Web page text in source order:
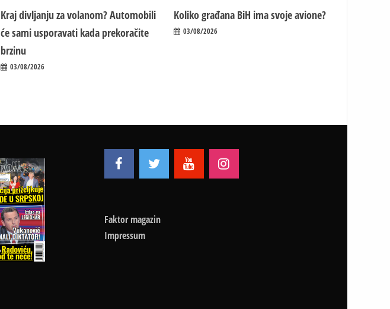
Kraj divljanju za volanom? Automobili
će sami usporavati kada prekoračite
brzinu
03/08/2026
Koliko građana BiH ima svoje avione?
03/08/2026
Faktor magazin
Impressum